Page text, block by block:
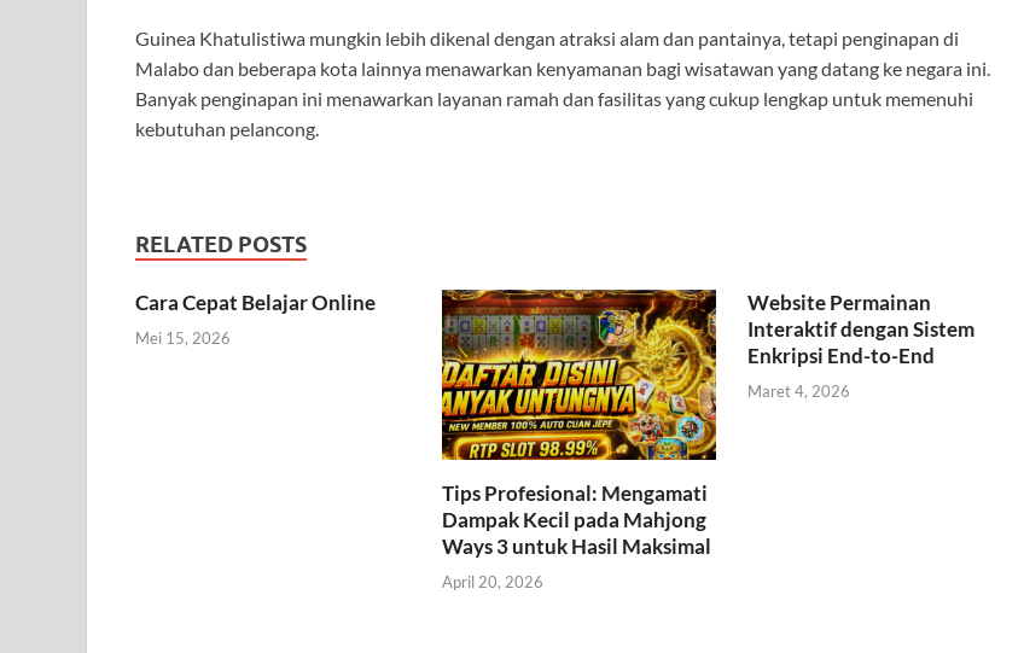
Guinea Khatulistiwa mungkin lebih dikenal dengan atraksi alam dan pantainya, tetapi penginapan di
Malabo dan beberapa kota lainnya menawarkan kenyamanan bagi wisatawan yang datang ke negara ini.
Banyak penginapan ini menawarkan layanan ramah dan fasilitas yang cukup lengkap untuk memenuhi
kebutuhan pelancong.
RELATED POSTS
Cara Cepat Belajar Online
Mei 15, 2026
Tips Profesional: Mengamati
Dampak Kecil pada Mahjong
Ways 3 untuk Hasil Maksimal
April 20, 2026
Website Permainan
Interaktif dengan Sistem
Enkripsi End-to-End
Maret 4, 2026